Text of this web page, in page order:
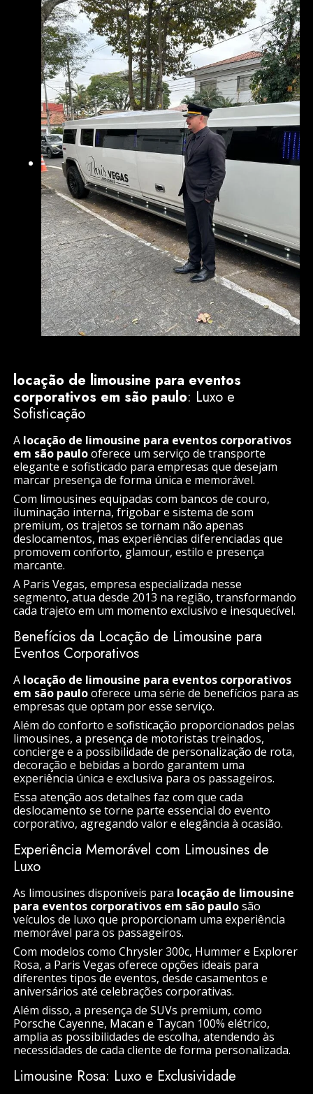
locação de limousine para eventos
corporativos em são paulo: Luxo e
Sofisticação
A locação de limousine para eventos corporativos
em são paulooferece um serviço de transporte
elegante e sofisticado para empresas que desejam
marcar presença de forma única e memorável.
Com limousines equipadas com bancos de couro,
iluminação interna, frigobar e sistema de som
premium, os trajetos se tornam não apenas
deslocamentos, mas experiências diferenciadas que
promovem conforto, glamour, estilo e presença
marcante.
A Paris Vegas, empresa especializada nesse
segmento, atua desde 2013 na região, transformando
cada trajeto em um momento exclusivo e inesquecível.
Benefícios da Locação de Limousine para
Eventos Corporativos
A locação de limousine para eventos corporativos
em são paulooferece uma série de benefícios para as
empresas que optam por esse serviço.
Além do conforto e sofisticação proporcionados pelas
limousines, a presença de motoristas treinados,
concierge e a possibilidade de personalização de rota,
decoração e bebidas a bordo garantem uma
experiência única e exclusiva para os passageiros.
Essa atenção aos detalhes faz com que cada
deslocamento se torne parte essencial do evento
corporativo, agregando valor e elegância à ocasião.
Experiência Memorável com Limousines de
Luxo
As limousines disponíveis para locação de limousine
para eventos corporativos em são paulosão
veículos de luxo que proporcionam uma experiência
memorável para os passageiros.
Com modelos como Chrysler 300c, Hummer e Explorer
Rosa, a Paris Vegas oferece opções ideais para
diferentes tipos de eventos, desde casamentos e
aniversários até celebrações corporativas.
Além disso, a presença de SUVs premium, como
Porsche Cayenne, Macan e Taycan 100% elétrico,
amplia as possibilidades de escolha, atendendo às
necessidades de cada cliente de forma personalizada.
Limousine Rosa: Luxo e Exclusividade